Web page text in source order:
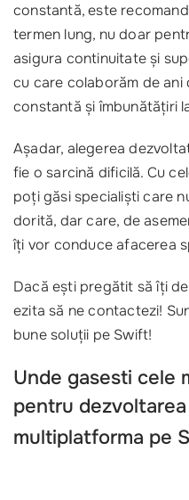
constantă, este
termen lung, nu doar
asigura continuitate și
cu care colaborăm de ani
constantă și îmbunătățiri
Așadar, alegerea
fie o sarcină dificilă. Cu
poți găsi specialiști care
dorită, dar care, de
îți vor conduce afacerea
Dacă ești pregătit să îți
ezita să ne contactezi!
bune soluții pe Swift!
Unde gasesti cele
pentru
multiplatforma pe